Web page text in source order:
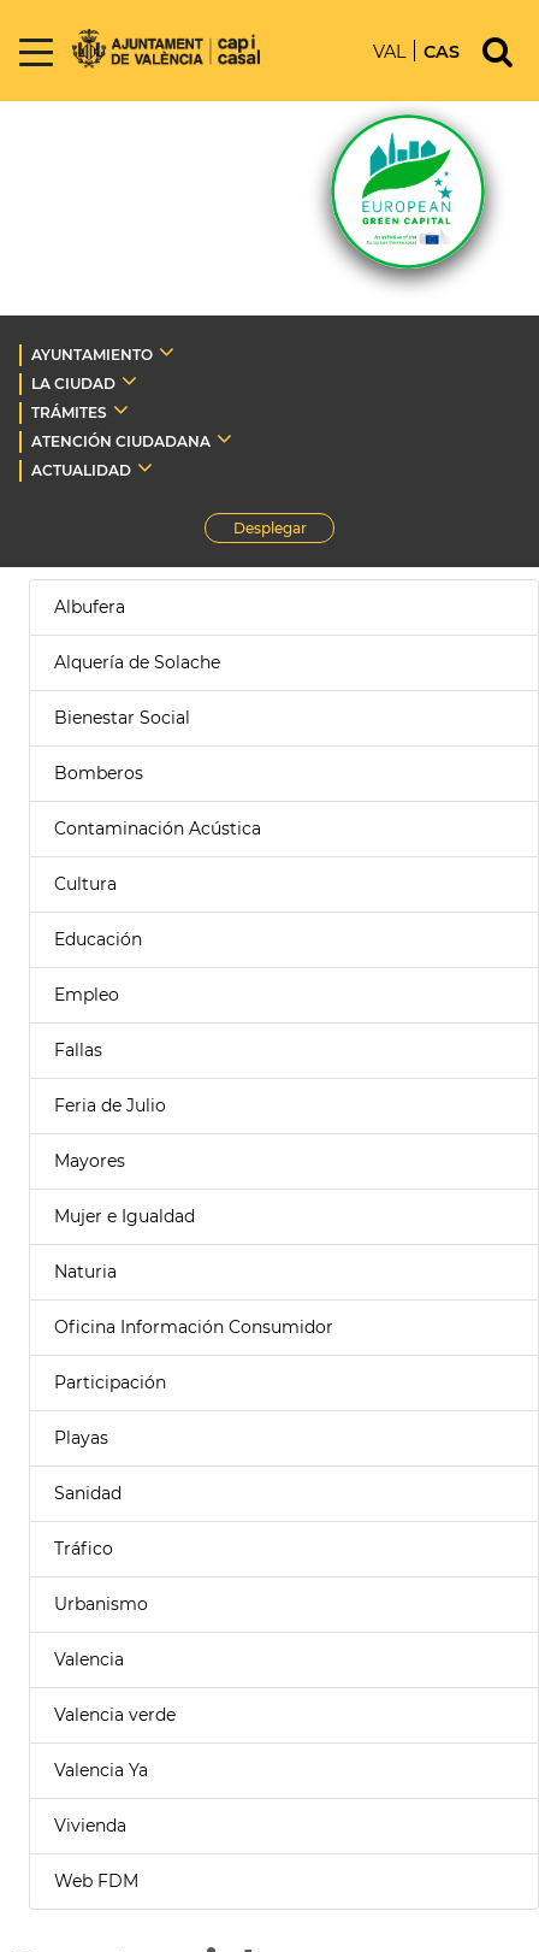
VAL CAS
AYUNTAMIENTO
LA CIUDAD
TRÁMITES
ATENCIÓN CIUDADANA
ACTUALIDAD
Desplegar
Albufera
Alquería de Solache
Bienestar Social
Bomberos
Contaminación Acústica
Cultura
Educación
Empleo
Fallas
Feria de Julio
Mayores
Mujer e Igualdad
Naturia
Oficina Información Consumidor
Participación
Playas
Sanidad
Tráfico
Urbanismo
Valencia
Valencia verde
Valencia Ya
Vivienda
Web FDM